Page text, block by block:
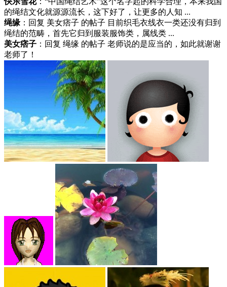
的绳结文化就源源流长，这下好了，让更多的人知 ...
绳缘 ：回复 美女痞子 的帖子 目前织毛衣线衣一类还没有归到
绳结的范畴，首先它归到服装服饰类，属线类 ...
美女痞子 ：回复 绳缘 的帖子 老师说的是应当的，如此就谢谢
老师了！